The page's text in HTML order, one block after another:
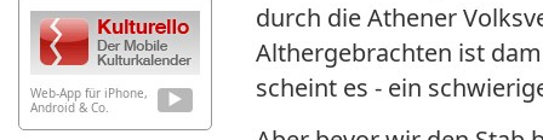
Web-App für iPhone,
Android & Co.
durch die Athener
Althergebrachten ist
scheint es - ein